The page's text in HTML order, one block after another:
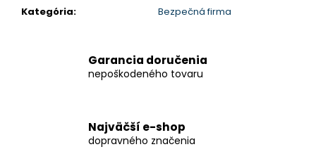
Kategória: Bezpečná firma
Garancia doručenia
nepoškodeného tovaru
Najväčší e-shop
dopravného značenia